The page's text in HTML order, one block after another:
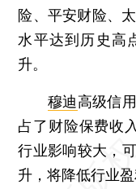
险、平安财险、
水平达到历史高
升。
穆迪高级信
占了财险保费收
行业影响较大，
升，将降低行业